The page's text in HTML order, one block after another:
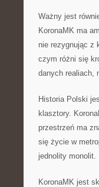
Ważny jest
KoronaMK ma
nie rezygnując z
czym różni się
danych realiach,
Historia Polski
klasztory.
przestrzeń ma
się życie w
jednolity monolit.
KoronaMK jest